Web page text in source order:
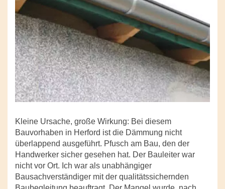
Kleine Ursache, große Wirkung: Bei diesem
Bauvorhaben in Herford ist die Dämmung nicht
überlappend ausgeführt. Pfusch am Bau, den der
Handwerker sicher gesehen hat. Der Bauleiter war
nicht vor Ort. Ich war als unabhängiger
Bausachverständiger mit der qualitätssichernden